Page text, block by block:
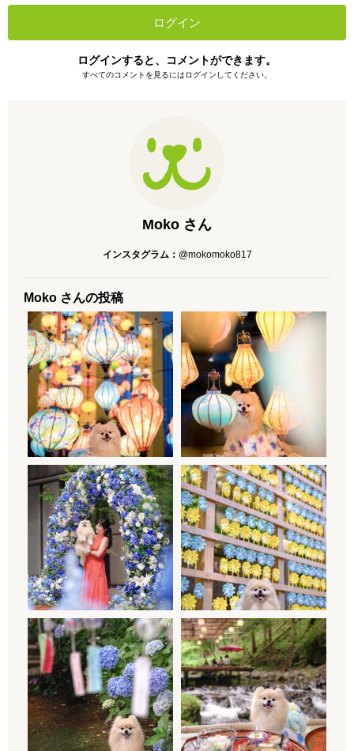
ログイン
ログインすると、コメントができます。
すべてのコメントを見るにはログインしてください。
Moko さん
インスタグラム： @mokomoko817
Moko さんの投稿